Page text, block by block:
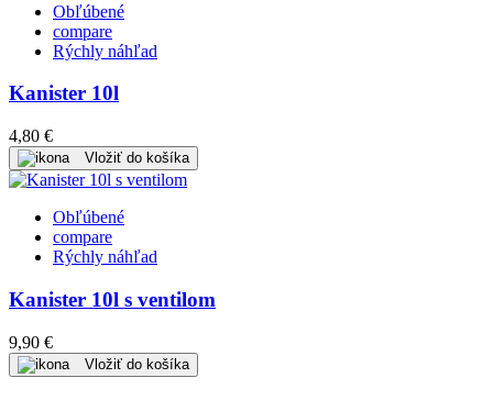
Obľúbené
compare
Rýchly náhľad
Kanister 10l
4,80 €
Vložiť do košíka
Obľúbené
compare
Rýchly náhľad
Kanister 10l s ventilom
9,90 €
Vložiť do košíka